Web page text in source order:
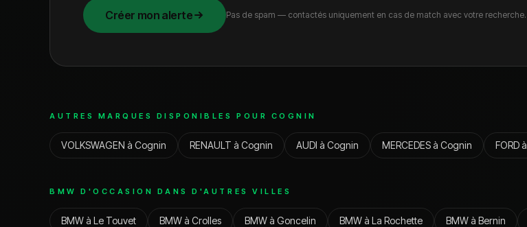
Créer mon alerte Pas de spam — contactés uniquement en cas de match avec votre recherche.
AUTRES MARQUES DISPONIBLES POUR COGNIN
VOLKSWAGEN à Cognin RENAULT à Cognin AUDI à Cognin MERCEDESà Cognin FORDà
BMW D'OCCASION DANS D'AUTRES VILLES
BMWà Le Touvet BMWà Crolles BMWà Goncelin BMWà La Rochette BMWà Bernin